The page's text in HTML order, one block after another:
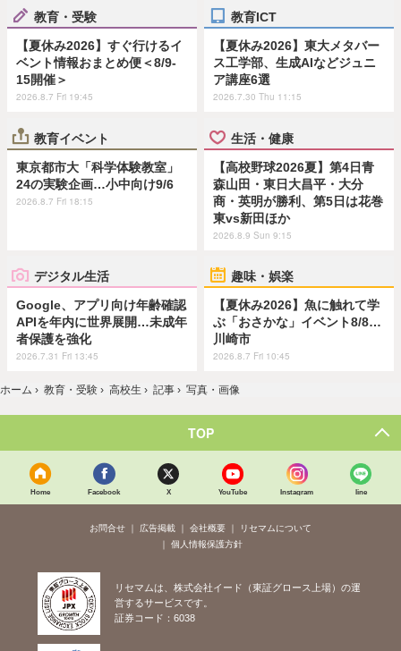
教育・受験
【夏休み2026】すぐ行けるイ
ベント情報おまとめ便＜8/9-
15開催＞
2026.8.7 Fri 19:45
教育ICT
【夏休み2026】東大メタバー
ス工学部、生成AIなどジュニ
ア講座6選
2026.7.30 Thu 11:15
教育イベント
東京都市大「科学体験教室」
24の実験企画…小中向け9/6
2026.8.7 Fri 18:15
生活・健康
【高校野球2026夏】第4日青
森山田・東日大昌平・大分
商・英明が勝利、第5日は花巻
東vs新田ほか
2026.8.9 Sun 9:15
デジタル生活
Google、アプリ向け年齢確認
APIを年内に世界展開…未成年
者保護を強化
2026.7.31 Fri 13:45
趣味・娯楽
【夏休み2026】魚に触れて学
ぶ「おさかな」イベント8/8…
川崎市
2026.8.7 Fri 10:45
ホーム › 教育・受験 › 高校生 › 記事 › 写真・画像
TOP
Home Facebook X YouTube Instagram line
お問合せ 広告掲載 会社概要
リセマムについて
個人情報保護方針
リセマムは、株式会社イード（東証グロース上場）の運
営するサービスです。
証券コード：6038